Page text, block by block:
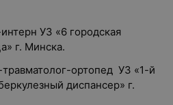
УЗ «6 городская
г. Минска.
ортопед УЗ «1-й
диспансер» г.